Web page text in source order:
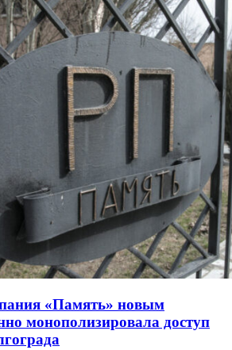
«Память» новым
монополизировала доступ